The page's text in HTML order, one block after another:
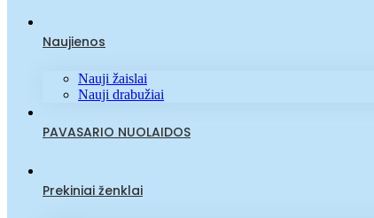
Naujienos
Nauji žaislai
Nauji drabužiai
PAVASARIO NUOLAIDOS
Prekiniai ženklai